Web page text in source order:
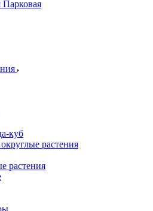
Парковая
куб
растения
растения